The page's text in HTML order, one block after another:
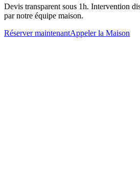
Devis transparent sous 1h. Intervention
par notre équipe maison.
Réserver maintenantAppeler la Maison